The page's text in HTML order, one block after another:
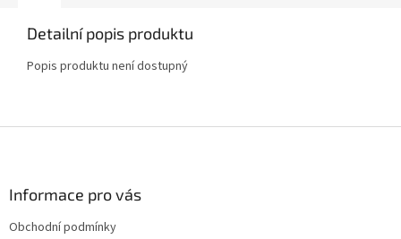
Detailní popis produktu
Popis produktu není dostupný
Informace pro vás
Obchodní podmínky